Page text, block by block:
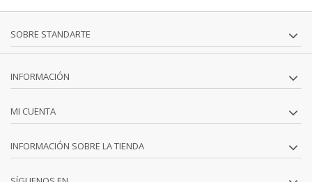
SOBRE STANDARTE
INFORMACIÓN
MI CUENTA
INFORMACIÓN SOBRE LA TIENDA